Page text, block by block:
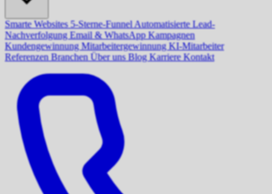
Smarte Websites5-Sterne-FunnelAutomatisierte Lead-
Nachverfolgung Email & WhatsApp Kampagnen
Kundengewinnung Mitarbeitergewinnung KI-Mitarbeiter
Referenzen Branchen Über uns Blog Karriere Kontakt